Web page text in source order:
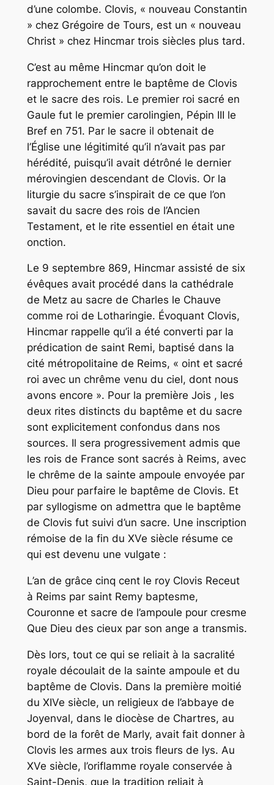
d’une colombe. Clovis, « nouveau Constantin
» chez Grégoire de Tours, est un « nouveau
Christ » chez Hincmar trois siècles plus tard.
C’est au même Hincmar qu’on doit le
rapprochement entre le baptême de Clovis
et le sacre des rois. Le premier roi sacré en
Gaule fut le premier carolingien, Pépin III le
Bref en 751. Par le sacre il obtenait de
l’Église une légitimité qu’il n’avait pas par
hérédité, puisqu’il avait détrôné le dernier
mérovingien descendant de Clovis. Or la
liturgie du sacre s’inspirait de ce que l’on
savait du sacre des rois de l’Ancien
Testament, et le rite essentiel en était une
onction.
Le 9 septembre 869, Hincmar assisté de six
évêques avait procédé dans la cathédrale
de Metz au sacre de Charles le Chauve
comme roi de Lotharingie. Évoquant Clovis,
Hincmar rappelle qu’il a été converti par la
prédication de saint Remi, baptisé dans la
cité métropolitaine de Reims, « oint et sacré
roi avec un chrême venu du ciel, dont nous
avons encore ». Pour la première Jois , les
deux rites distincts du baptême et du sacre
sont explicitement confondus dans nos
sources. Il sera progressivement admis que
les rois de France sont sacrés à Reims, avec
le chrême de la sainte ampoule envoyée par
Dieu pour parfaire le baptême de Clovis. Et
par syllogisme on admettra que le baptême
de Clovis fut suivi d’un sacre. Une inscription
rémoise de la fin du XVe siècle résume ce
qui est devenu une vulgate :
L’an de grâce cinq cent le roy Clovis Receut
à Reims par saint Remy baptesme,
Couronne et sacre de l’ampoule pour cresme
Que Dieu des cieux par son ange a transmis.
Dès lors, tout ce qui se reliait à la sacralité
royale découlait de la sainte ampoule et du
baptême de Clovis. Dans la première moitié
du XIVe siècle, un religieux de l’abbaye de
Joyenval, dans le diocèse de Chartres, au
bord de la forêt de Marly, avait fait donner à
Clovis les armes aux trois fleurs de lys. Au
XVe siècle, l’oriflamme royale conservée à
Saint-Denis, que la tradition reliait à